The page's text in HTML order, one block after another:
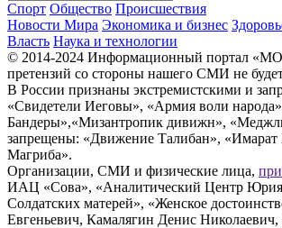
Спорт Общество Происшествия
Новости Мира Экономика и бизнес
Власть Наука и технологии
© 2014-2024 Информационный портал
претензий со стороны нашего СМИ не
В России признаны экстремистскими и
«Свидетели Иеговы», «Армия воли
Бандеры»,«Мизантропик дивижн»,
запрещены: «Движение Талибан», «Имарат
Магриба».
Организации, СМИ и физические лица,
ИАЦ «Сова», «Аналитический Центр Юрия
Солдатских матерей», «Женское
Евгеньевич, Камалягин Денис